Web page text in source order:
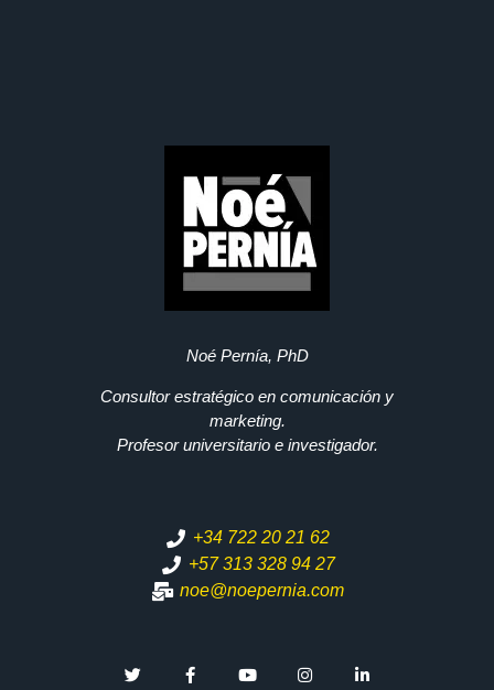
Noé Pernía, PhD
Consultor estratégico en comunicación y
marketing.
Profesor universitario e investigador.
+34 722 20 21 62
+57 313 328 94 27
noe@noepernia.com